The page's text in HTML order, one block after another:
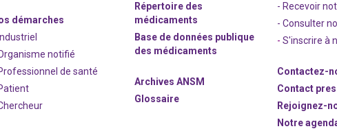
démarches
notifié
de santé
Répertoire des
médicaments
Base de données publique
des médicaments
Archives ANSM
Glossaire
- Recevoir
- Consulter
-S'inscrire à
Contactez-
Contact
Rejoignez-
Notre